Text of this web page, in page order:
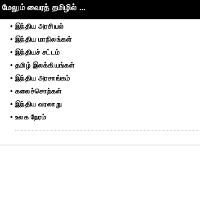
மேலும் வைரத் தமிழில் ...
• இந்திய அரசியல்
• இந்திய மாநிலங்கள்
• இந்தியச் சட்டம்
• தமிழ் இலக்கியங்கள்
• இந்திய அரசாங்கம்
• கலைச்சொற்கள்
• இந்திய வரலாறு
• உலக நேரம்